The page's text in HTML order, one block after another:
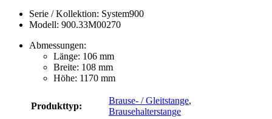
Serie / Kollektion: System900
Modell: 900.33M00270
Abmessungen:
Länge: 106 mm
Breite: 108 mm
Höhe: 1170 mm
Produkttyp:
Brause- / Gleitstange,
Brausehalterstange